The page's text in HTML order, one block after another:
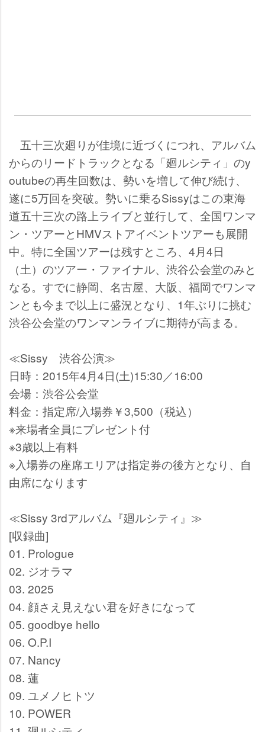
五十三次廻りが佳境に近づくにつれ、アルバム
からのリードトラックとなる「廻ルシティ」のy
outubeの再生回数は、勢いを増して伸び続け、
遂に5万回を突破。勢いに乗るSissyはこの東海
道五十三次の路上ライブと並行して、全国ワンマ
ン・ツアーとHMVストアイベントツアーも展開
中。特に全国ツアーは残すところ、4月4日
（土）のツアー・ファイナル、渋谷公会堂のみと
なる。すでに静岡、名古屋、大阪、福岡でワンマ
ンとも今まで以上に盛況となり、1年ぶりに挑む
渋谷公会堂のワンマンライブに期待が高まる。
≪Sissy 渋谷公演
日時：2015年4月4日(土)15:30／16:00
会場：渋谷公会堂
料金：指定席/入場券￥3,500（税込）
※来場者全員にプレゼント付
※3歳以上有料
※入場券の座席エリアは指定券の後方となり、自
由席になります
≪Sissy 3rdアルバム『廻ルシティ』
[収録曲]
01. Prologue
02. ジオラマ
03. 2025
04. 顔さえ見えない君を好きになって
05. goodbye hello
06. O.P.I
07. Nancy
08. 蓮
09. ユメノヒトツ
10. POWER